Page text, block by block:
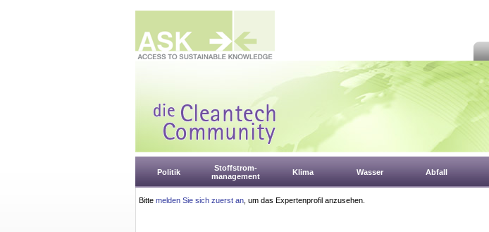
Politik
Stoffstrom-
management
Klima Wasser Abfall
Bitte melden Sie sich zuerst an , um das Expertenprofil anzusehen.